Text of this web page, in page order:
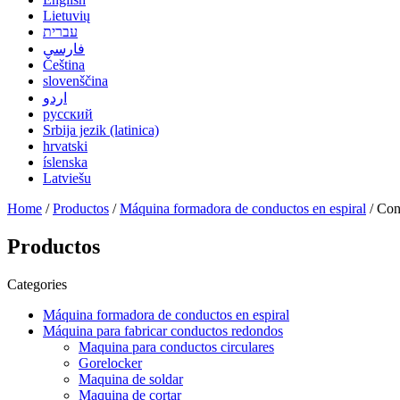
Lietuvių
עברית
فارسی
Čeština
slovenščina
اردو
русский
Srbija jezik (latinica)
hrvatski
íslenska
Latviešu
Home /Productos /Máquina formadora de conductos en espiral /
Productos
Categories
Máquina formadora de conductos en espiral
Máquina para fabricar conductos redondos
Maquina para conductos circulares
Gorelocker
Maquina de soldar
Maquina de cortar